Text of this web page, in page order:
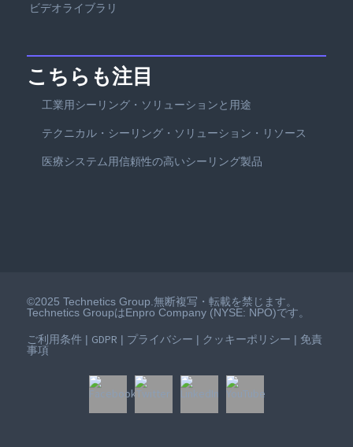
ビデオライブラリ
こちらも注目
工業用シーリング・ソリューションと用途
テクニカル・シーリング・ソリューション・リソース
医療システム用信頼性の高いシーリング製品
©2025 Technetics Group.無断複写・転載を禁じます。
Technetics GroupはEnpro Company (NYSE: NPO)です。
ご利用条件| GDPR | プライバシー | クッキーポリシー | 免責
事項